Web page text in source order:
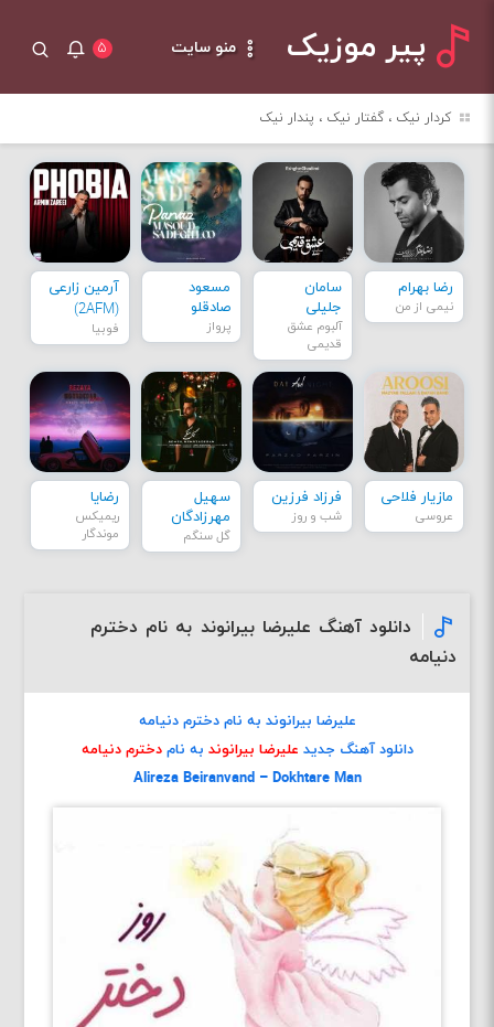
پیر موزیک منو سایت ۵
کردار نیک ، گفتار نیک ، پندار نیک
رضا بهرام
نیمی از من
سامان
جلیلی
آلبوم عشق
قدیمی
مسعود
صادقلو
پرواز
آرمین زارعی
(2AFM)
فوبیا
مازیار فلاحی
عروسی
فرزاد فرزین
شب و روز
سهیل
مهرزادگان
گل سنگم
رضایا
ریمیکس
موندگار
دانلود آهنگ علیرضا بیرانوند به نام دخترم
دنیامه
علیرضا بیرانوند به نام دخترم دنیامه
دانلود آهنگ جدید علیرضا بیرانوند به نامدخترم دنیامه
Alireza Beiranvand – Dokhtare Man